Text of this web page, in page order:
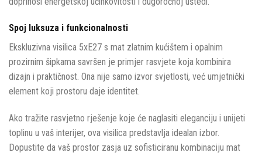
Spoj luksuza i funkcionalnosti
Ekskluzivna visilica 5xE27 s mat zlatnim kućištem i opalnim
prozirnim šipkama savršen je primjer rasvjete koja kombinira
dizajn i praktičnost. Ona nije samo izvor svjetlosti, već umjetnički
element koji prostoru daje identitet.
Ako tražite rasvjetno rješenje koje će naglasiti eleganciju i unijeti
toplinu u vaš interijer, ova visilica predstavlja idealan izbor.
Dopustite da vaš prostor zasja uz sofisticiranu kombinaciju mat